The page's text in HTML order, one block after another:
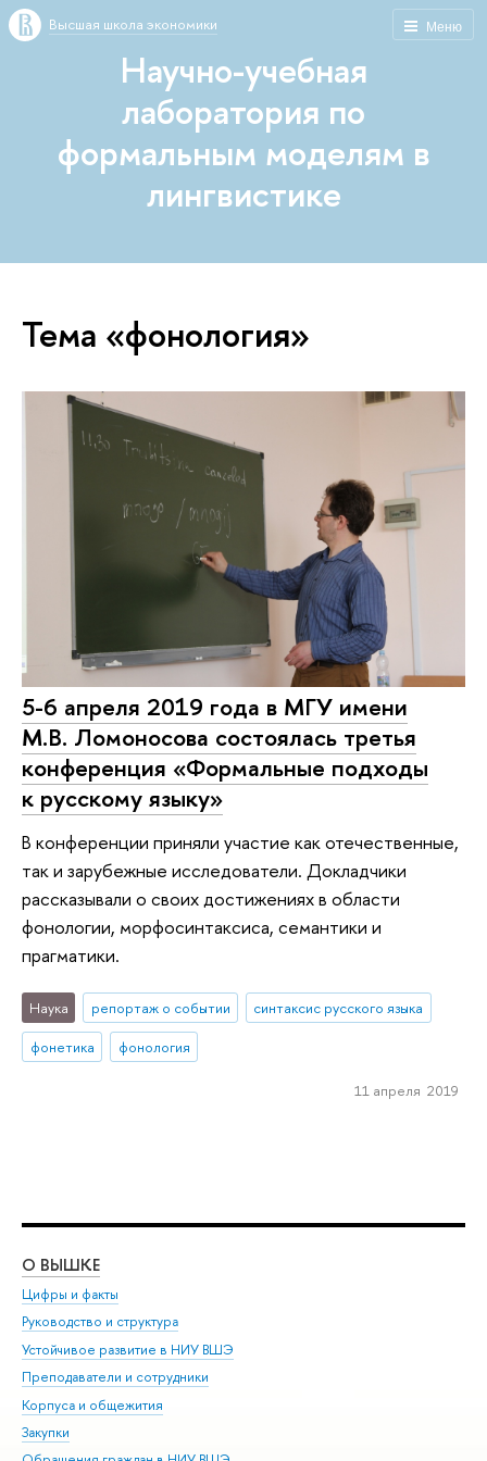
Меню
Высшая школа экономики
Научно-учебная
лаборатория по
формальным моделям в
лингвистике
Тема «фонология»
5-6 апреля 2019 года в МГУ имени
М.В. Ломоносова состоялась третья
конференция «Формальные подходы
к русскому языку»
В конференции приняли участие как отечественные,
так и зарубежные исследователи. Докладчики
рассказывали о своих достижениях в области
фонологии, морфосинтаксиса, семантики и
прагматики.
Наука репортаж о событии
синтаксис русского языка
фонетика
фонология
11 апреля 2019
О ВЫШКЕ
Цифры и факты
Руководство и структура
Устойчивое развитие в НИУ ВШЭ
Преподаватели и сотрудники
Корпуса и общежития
Закупки